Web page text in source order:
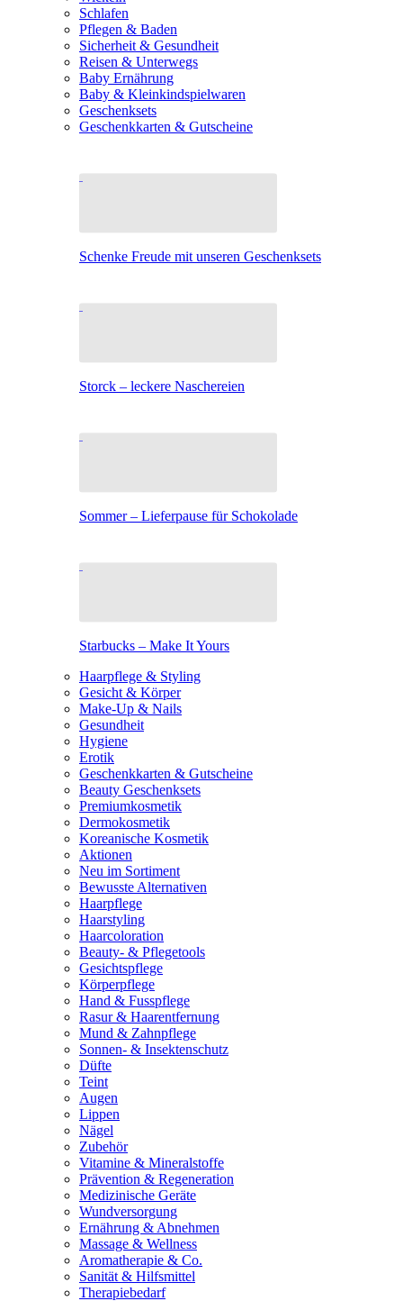
Schlafen
Pflegen & Baden
Sicherheit & Gesundheit
Reisen & Unterwegs
Baby Ernährung
Baby & Kleinkindspielwaren
Geschenksets
Geschenkkarten & Gutscheine
Schenke Freude mit unseren Geschenksets
Storck – leckere Naschereien
Sommer – Lieferpause für Schokolade
Starbucks – Make It Yours
Haarpflege & Styling
Gesicht & Körper
Make-Up & Nails
Gesundheit
Hygiene
Erotik
Geschenkkarten & Gutscheine
Beauty Geschenksets
Premiumkosmetik
Dermokosmetik
Koreanische Kosmetik
Aktionen
Neu im Sortiment
Bewusste Alternativen
Haarpflege
Haarstyling
Haarcoloration
Beauty- & Pflegetools
Gesichtspflege
Körperpflege
Hand & Fusspflege
Rasur & Haarentfernung
Mund & Zahnpflege
Sonnen- & Insektenschutz
Düfte
Teint
Augen
Lippen
Nägel
Zubehör
Vitamine & Mineralstoffe
Prävention & Regeneration
Medizinische Geräte
Wundversorgung
Ernährung & Abnehmen
Massage & Wellness
Aromatherapie & Co.
Sanität & Hilfsmittel
Therapiebedarf